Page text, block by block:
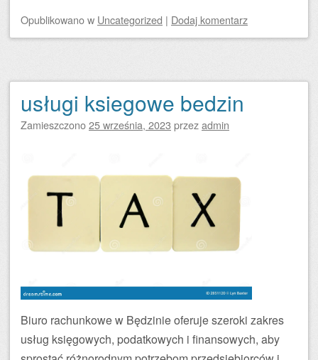
Opublikowanow Uncategorized | Dodaj komentarz
usługi ksiegowe bedzin
Zamieszczono25 września, 2023 przezadmin
Biuro rachunkowe w Będzinie oferuje szeroki zakres
usług księgowych, podatkowych i finansowych, aby